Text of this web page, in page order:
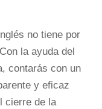
no tiene por
la ayuda del
contarás con un
y eficaz
cierre de la